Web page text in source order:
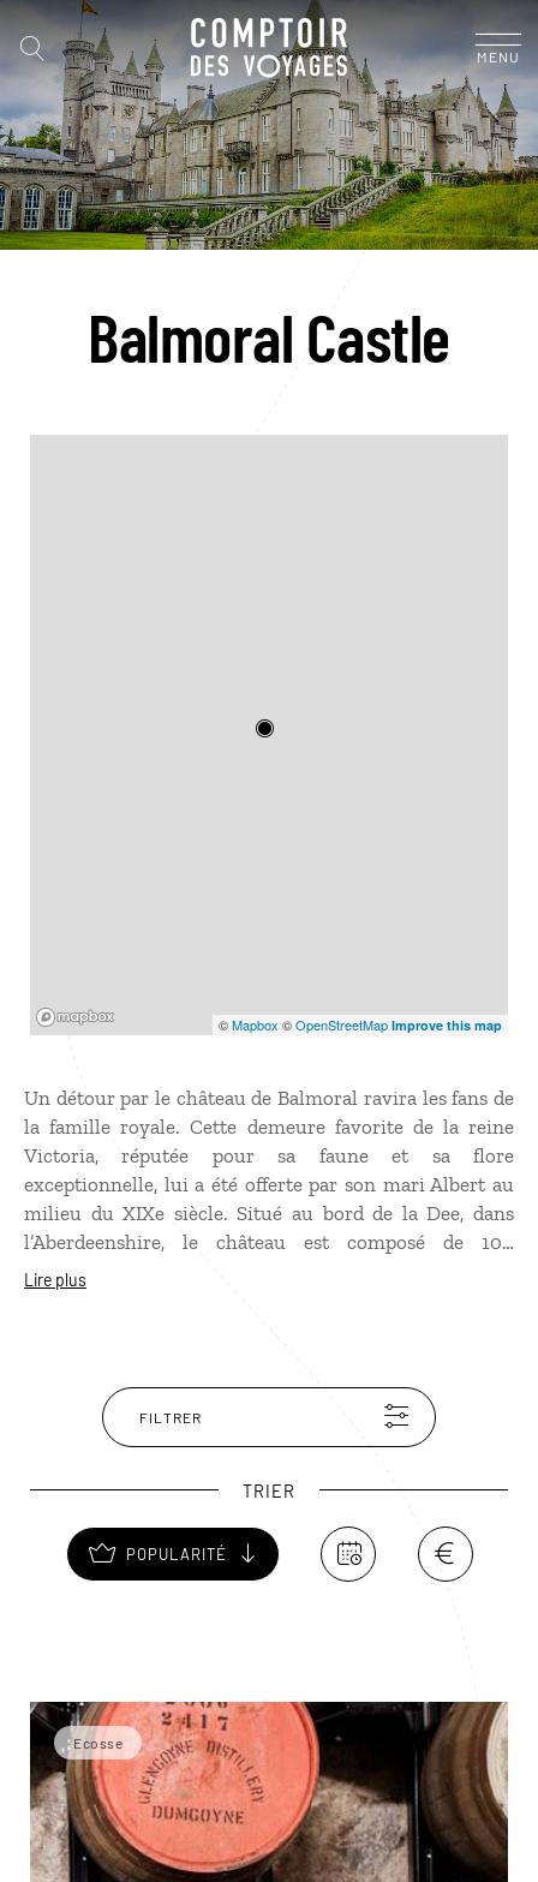
MENU
Balmoral Castle
©Mapbox ©OpenStreetMap Improve this map
Un détour par le château de Balmoral ravira les fans de
la famille royale. Cette demeure favorite de la reine
Victoria, réputée pour sa faune et sa flore
exceptionnelle, lui a été offerte par son mari Albert au
milieu du XIXe siècle. Situé au bord de la Dee, dans
l’Aberdeenshire, le château est composé de 100
bâtiments en pierre de granit sur un domaine de plus
Lire plus
FILTRER
TRIER
POPULARITÉ
Ecosse